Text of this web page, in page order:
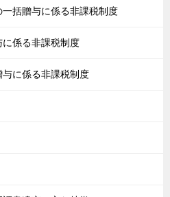
括贈与に係る非課税制度
係る非課税制度
に係る非課税制度